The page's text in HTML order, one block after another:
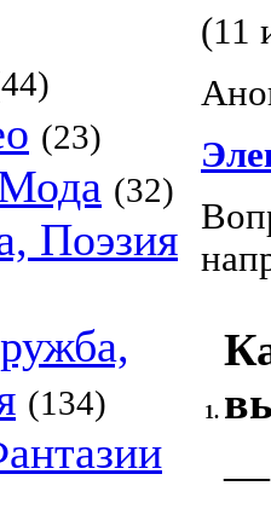
(23)
(32)
Поэзия
(134)
(11
1.
—